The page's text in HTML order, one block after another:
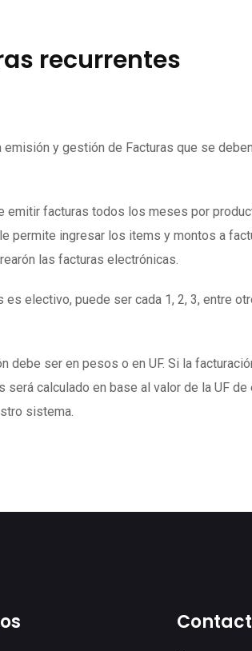
recurrentes
y gestión de Facturas que se
emitir facturas todos los meses por
permite ingresar los items y montos a
las facturas electrónicas.
electivo, puede ser cada 1, 2, 3, entre
ser en pesos o en UF. Si la
calculado en base al valor de la UF
sistema.